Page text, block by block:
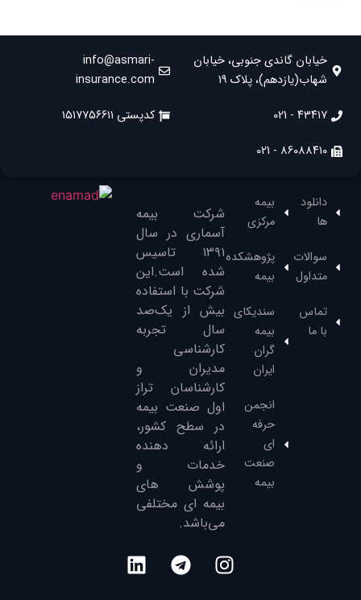
خیابان گاندی جنوبی، خیابان
شهاب(یازدهم)، پلاک ۱۹
۴۳۴۱۷ - 021
۸۶۰۸۸۴۱۰ - 021
info@asmari-
insurance.com
کدپستی ۱۵۱۷۷۵۶۶۱۱
دانلود
ها
سوالات
متداول
تماس
با ما
بیمه
مرکزی
پژوهشکده
بیمه
سندیکای
بیمه
گران
ایران
انجمن
حرفه
ای
صنعت
بیمه
شرکت بیمه
آسماری در سال
۱۳۹۱‌ تاسیس
شده است.این
شرکت با استفاده
بیش از یک‌صد
سال تجربه
کارشناسی
مدیران و
کارشناسان تراز
‌اول صنعت بیمه
در سطح کشور،
ارائه دهنده
خدمات و
پوشش های
بیمه ای مختلفی
می‌باشد.